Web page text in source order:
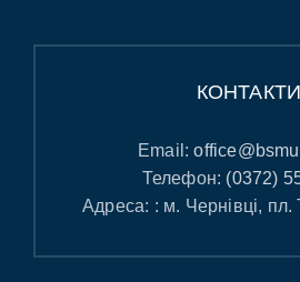
КОНТАКТИ
Email:
Телефон: (0372)
Адреса: : м. Чернівці, пл.